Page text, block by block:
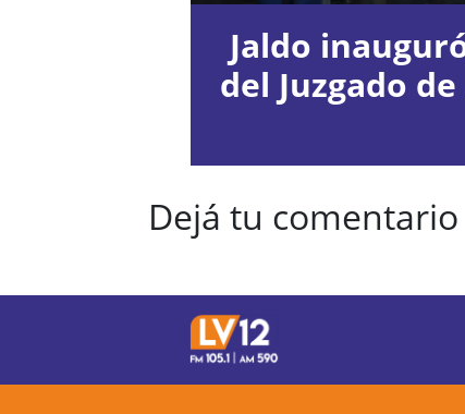
Jaldo
del Juzgado
Dejá tu comentario